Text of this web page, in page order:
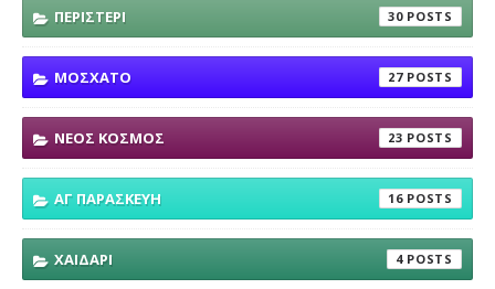
ΠΕΡΙΣΤΕΡΙ 30
ΜΟΣΧΑΤΟ 27
ΝΕΟΣ ΚΟΣΜΟΣ 23
ΑΓ ΠΑΡΑΣΚΕΥΗ 16
ΧΑΙΔΑΡΙ 4